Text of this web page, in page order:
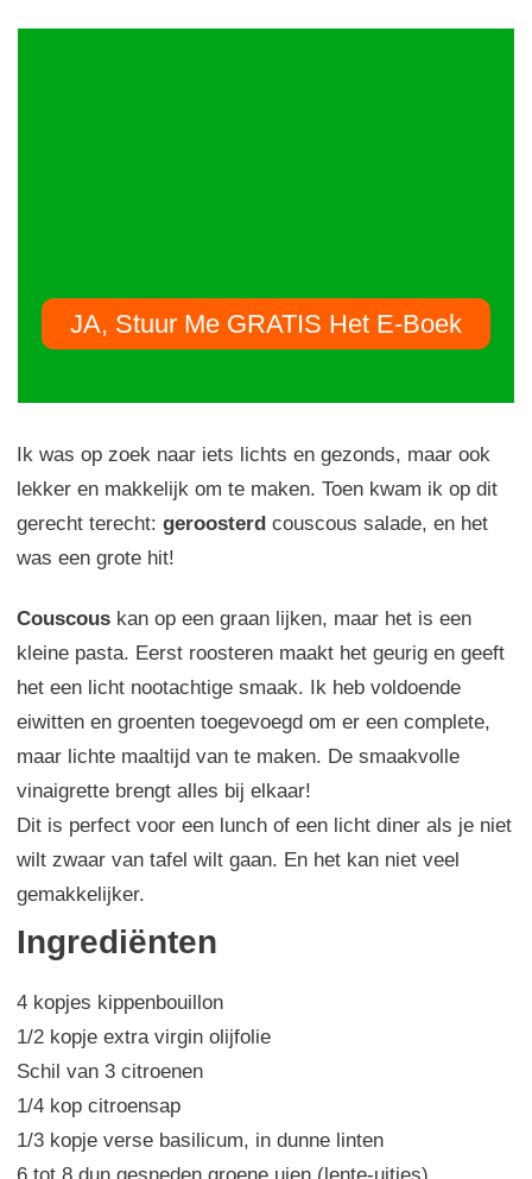
JA, Stuur Me GRATIS Het E-Boek
Ik was op zoek naar iets lichts en gezonds, maar ook
lekker en makkelijk om te maken. Toen kwam ik op dit
gerecht terecht: geroosterd couscous salade, en het
was een grote hit!
Couscous kan op een graan lijken, maar het is een
kleine pasta. Eerst roosteren maakt het geurig en geeft
het een licht nootachtige smaak. Ik heb voldoende
eiwitten en groenten toegevoegd om er een complete,
maar lichte maaltijd van te maken. De smaakvolle
vinaigrette brengt alles bij elkaar!
Dit is perfect voor een lunch of een licht diner als je niet
wilt zwaar van tafel wilt gaan. En het kan niet veel
gemakkelijker.
Ingrediënten
4 kopjes kippenbouillon
1/2 kopje extra virgin olijfolie
Schil van 3 citroenen
1/4 kop citroensap
1/3 kopje verse basilicum, in dunne linten
6 tot 8 dun gesneden groene uien (lente-uitjes)